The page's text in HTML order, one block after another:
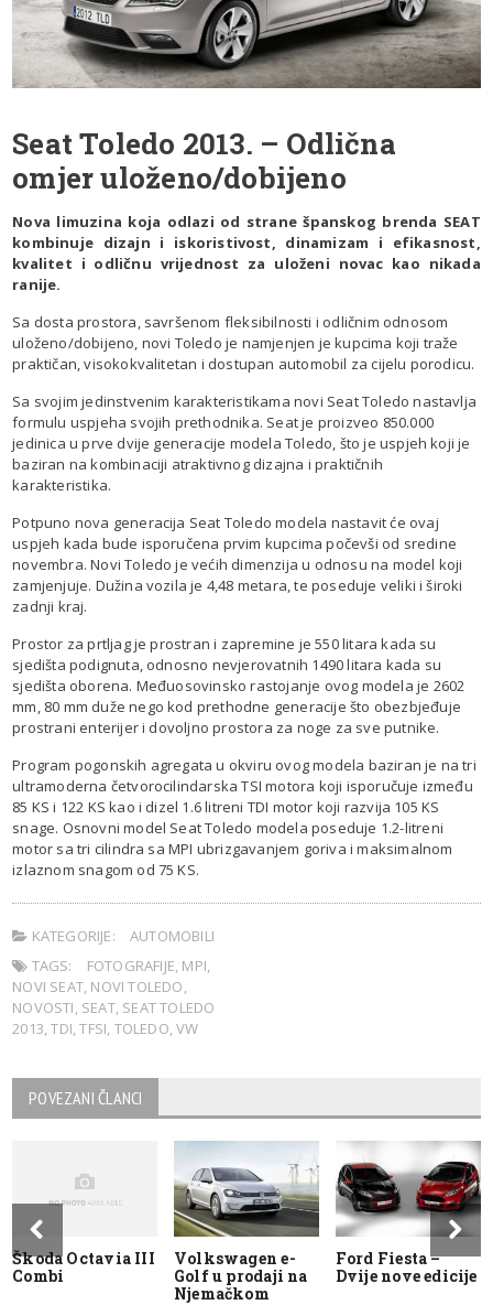
Seat Toledo 2013. – Odlična
omjer uloženo/dobijeno
Nova limuzina koja odlazi od strane španskog brenda SEAT
kombinuje dizajn i iskoristivost, dinamizam i efikasnost,
kvalitet i odličnu vrijednost za uloženi novac kao nikada
ranije.
Sa dosta prostora, savršenom fleksibilnosti i odličnim odnosom
uloženo/dobijeno, novi Toledo je namjenjen je kupcima koji traže
praktičan, visokokvalitetan i dostupan automobil za cijelu porodicu.
Sa svojim jedinstvenim karakteristikama novi Seat Toledo nastavlja
formulu uspjeha svojih prethodnika. Seat je proizveo 850.000
jedinica u prve dvije generacije modela Toledo, što je uspjeh koji je
baziran na kombinaciji atraktivnog dizajna i praktičnih
karakteristika.
Potpuno nova generacija Seat Toledo modela nastavit će ovaj
uspjeh kada bude isporučena prvim kupcima počevši od sredine
novembra. Novi Toledo je većih dimenzija u odnosu na model koji
zamjenjuje. Dužina vozila je 4,48 metara, te poseduje veliki i široki
zadnji kraj.
Prostor za prtljag je prostran i zapremine je 550 litara kada su
sjedišta podignuta, odnosno nevjerovatnih 1490 litara kada su
sjedišta oborena. Međuosovinsko rastojanje ovog modela je 2602
mm, 80 mm duže nego kod prethodne generacije što obezbjeđuje
prostrani enterijer i dovoljno prostora za noge za sve putnike.
Program pogonskih agregata u okviru ovog modela baziran je na tri
ultramoderna četvorocilindarska TSI motora koji isporučuje između
85 KS i 122 KS kao i dizel 1.6 litreni TDI motor koji razvija 105 KS
snage. Osnovni model Seat Toledo modela poseduje 1.2-litreni
motor sa tri cilindra sa MPI ubrizgavanjem goriva i maksimalnom
izlaznom snagom od 75 KS.
KATEGORIJE:
AUTOMOBILI
TAGS:
FOTOGRAFIJE, MPI,
NOVI SEAT, NOVI TOLEDO,
NOVOSTI, SEAT, SEAT TOLEDO
2013,TDI,TFSI, TOLEDO,VW
POVEZANI ČLANCI
Škoda Octavia III
Combi
Volkswagen e-
Golf u prodaji na
Njemačkom
Ford Fiesta –
Dvije nove edicije